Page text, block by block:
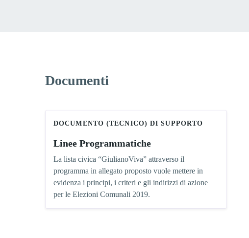
Documenti
DOCUMENTO (TECNICO) DI SUPPORTO
Linee Programmatiche
La lista civica “GiulianoViva” attraverso il
programma in allegato proposto vuole mettere in
evidenza i principi, i criteri e gli indirizzi di azione
per le Elezioni Comunali 2019.